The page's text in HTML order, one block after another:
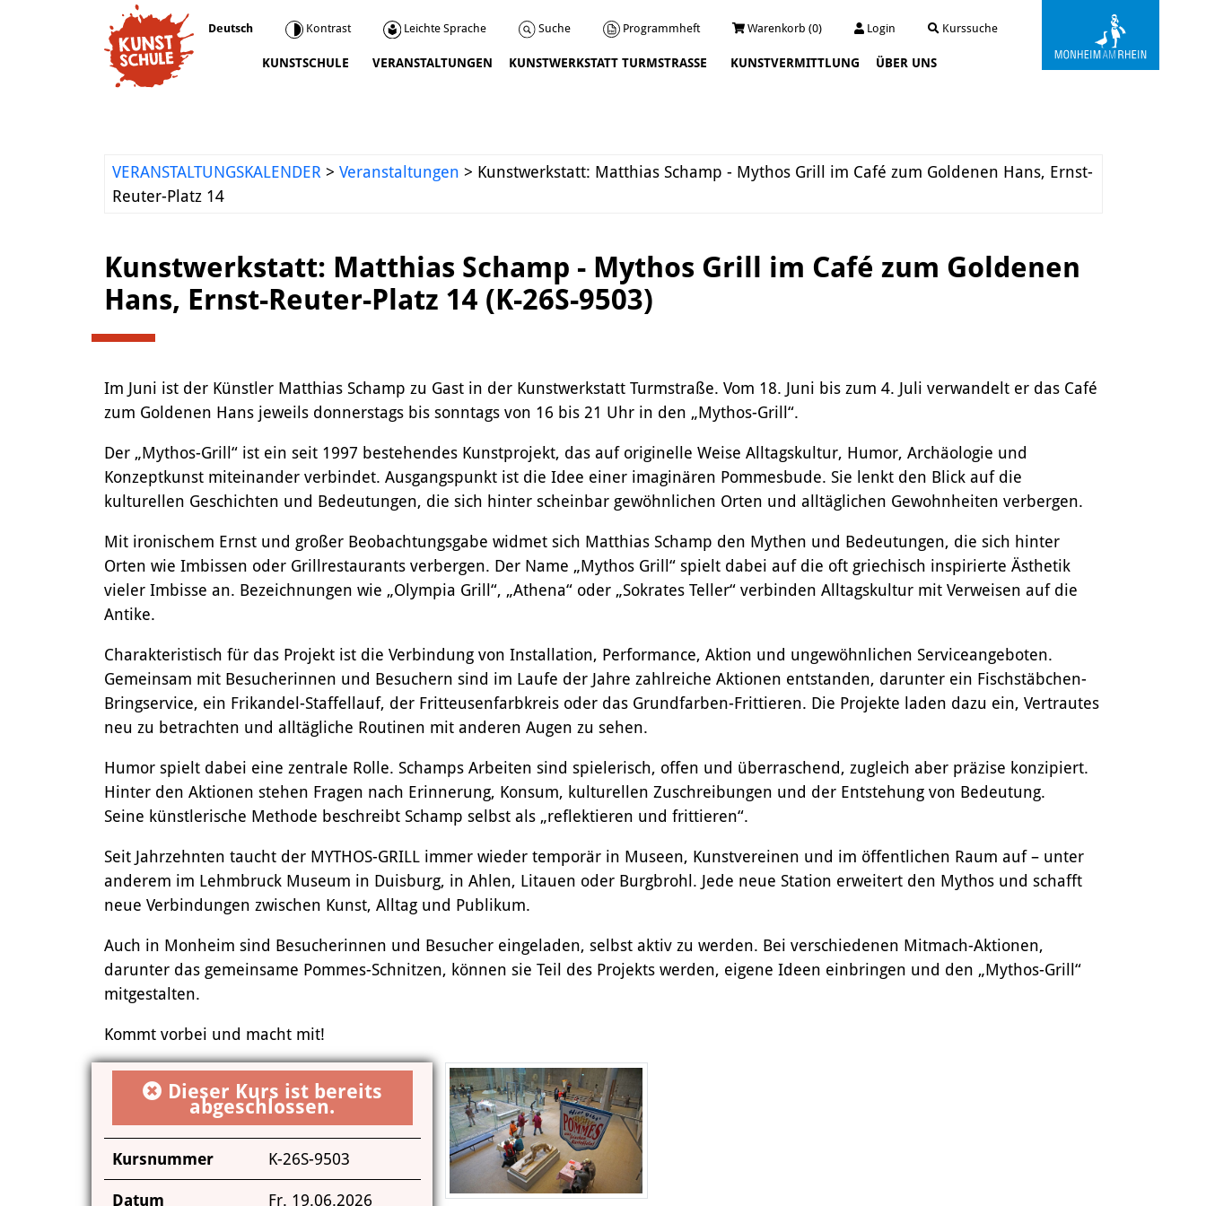
Deutsch Kontrast Leichte Sprache Suche Programmheft Warenkorb (0) Login Kurssuche
KUNSTSCHULE VERANSTALTUNGEN KUNSTWERKSTATT TURMSTRASSE KUNSTVERMITTLUNG ÜBER UNS
Der Kunstautomat
Über uns
Team
Das Miteinander an der Kunstschule
Das Kunstschulgebäude
Freunde und Kooperationspartner
Anfahrt
VERANSTALTUNGSKALENDER > Veranstaltungen > Kunstwerkstatt: Matthias Schamp - Mythos Grill im Café zum Goldenen Hans, Ernst-
Reuter-Platz 14
Kunstwerkstatt: Matthias Schamp - Mythos Grill im Café zum Goldenen
Hans, Ernst-Reuter-Platz 14 (K-26S-9503)
Im Juni ist der Künstler Matthias Schamp zu Gast in der Kunstwerkstatt Turmstraße. Vom 18. Juni bis zum 4. Juli verwandelt er das Café
zum Goldenen Hans jeweils donnerstags bis sonntags von 16 bis 21 Uhr in den „Mythos-Grill“.
Der „Mythos-Grill“ ist ein seit 1997 bestehendes Kunstprojekt, das auf originelle Weise Alltagskultur, Humor, Archäologie und
Konzeptkunst miteinander verbindet. Ausgangspunkt ist die Idee einer imaginären Pommesbude. Sie lenkt den Blick auf die
kulturellen Geschichten und Bedeutungen, die sich hinter scheinbar gewöhnlichen Orten und alltäglichen Gewohnheiten verbergen.
Mit ironischem Ernst und großer Beobachtungsgabe widmet sich Matthias Schamp den Mythen und Bedeutungen, die sich hinter
Orten wie Imbissen oder Grillrestaurants verbergen. Der Name „Mythos Grill“ spielt dabei auf die oft griechisch inspirierte Ästhetik
vieler Imbisse an. Bezeichnungen wie „Olympia Grill“, „Athena“ oder „Sokrates Teller“ verbinden Alltagskultur mit Verweisen auf die
Antike.
Charakteristisch für das Projekt ist die Verbindung von Installation, Performance, Aktion und ungewöhnlichen Serviceangeboten.
Gemeinsam mit Besucherinnen und Besuchern sind im Laufe der Jahre zahlreiche Aktionen entstanden, darunter ein Fischstäbchen-
Bringservice, ein Frikandel-Staffellauf, der Fritteusenfarbkreis oder das Grundfarben-Frittieren. Die Projekte laden dazu ein, Vertrautes
neu zu betrachten und alltägliche Routinen mit anderen Augen zu sehen.
Humor spielt dabei eine zentrale Rolle. Schamps Arbeiten sind spielerisch, offen und überraschend, zugleich aber präzise konzipiert.
Hinter den Aktionen stehen Fragen nach Erinnerung, Konsum, kulturellen Zuschreibungen und der Entstehung von Bedeutung.
Seine künstlerische Methode beschreibt Schamp selbst als „reflektieren und frittieren“.
Seit Jahrzehnten taucht der MYTHOS-GRILL immer wieder temporär in Museen, Kunstvereinen und im öffentlichen Raum auf – unter
anderem im Lehmbruck Museum in Duisburg, in Ahlen, Litauen oder Burgbrohl. Jede neue Station erweitert den Mythos und schafft
neue Verbindungen zwischen Kunst, Alltag und Publikum.
Auch in Monheim sind Besucherinnen und Besucher eingeladen, selbst aktiv zu werden. Bei verschiedenen Mitmach-Aktionen,
darunter das gemeinsame Pommes-Schnitzen, können sie Teil des Projekts werden, eigene Ideen einbringen und den „Mythos-Grill“
mitgestalten.
Kommt vorbei und macht mit!
Dieser Kurs ist bereits
abgeschlossen.
Kursnummer K-26S-9503
Datum Fr. 19.06.2026